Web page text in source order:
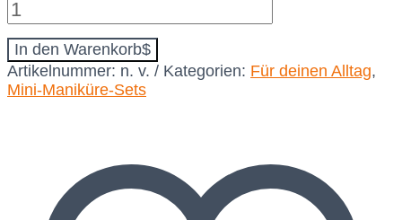
In den Warenkorb
Artikelnummer: n. v. Kategorien: Für deinen Alltag,
Mini-Maniküre-Sets